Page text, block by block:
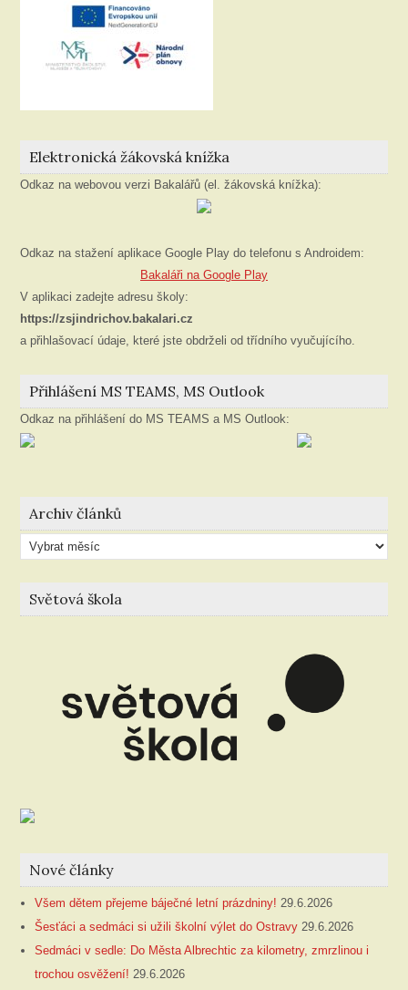
Elektronická žákovská knížka
Odkaz na webovou verzi Bakalářů (el. žákovská knížka):
Odkaz na stažení aplikace Google Play do telefonu s Androidem:
Bakaláři na Google Play
V aplikaci zadejte adresu školy:
https://zsjindrichov.bakalari.cz
a přihlašovací údaje, které jste obdrželi od třídního vyučujícího.
Přihlášení MS TEAMS, MS Outlook
Odkaz na přihlášení do MS TEAMS a MS Outlook:
Archiv článků
Archiv
článků
Světová škola
Nové články
Všem dětem přejeme báječné letní prázdniny! 29.6.2026
Šesťáci a sedmáci si užili školní výlet do Ostravy 29.6.2026
Sedmáci v sedle: Do Města Albrechtic za kilometry, zmrzlinou i
trochou osvěžení! 29.6.2026